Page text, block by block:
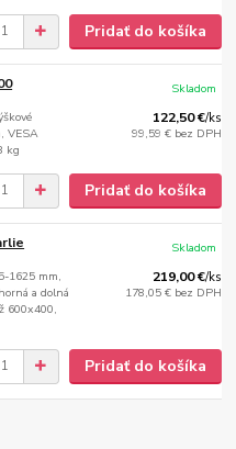
Pridať do košíka
VESA
kg
122,50 €/ks
99,59 € bez DPH
Skladom
Pridať do košíka
1625 mm,
a dolná
600x400,
219,00 €/ks
178,05 € bez DPH
Skladom
Pridať do košíka